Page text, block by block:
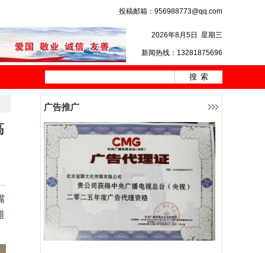
投稿邮箱：956988773@qq.com
2026年8月5日 星期三
新闻热线：13281875696
广告推广